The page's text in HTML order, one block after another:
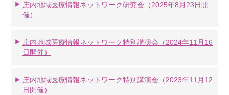
庄内地域医療情報ネットワーク研究会（2025年8月23日開
催）
庄内地域医療情報ネットワーク特別講演会（2024年11月16
日開催）
庄内地域医療情報ネットワーク特別講演会（2023年11月12
日開催）